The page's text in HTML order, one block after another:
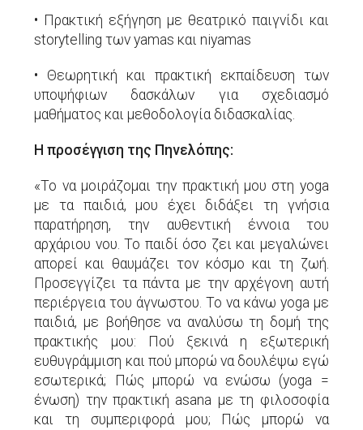
• Πρακτική εξήγηση με θεατρικό παιγνίδι και
storytelling των yamas και niyamas
•
Θεωρητική και πρακτική εκπαίδευση των
υποψήφιων δασκάλων για σχεδιασμό
μαθήματος και μεθοδολογία διδασκαλίας.
Η προσέγγιση της Πηνελόπης:
«Το να μοιράζομαι την πρακτική μου στη yoga
με τα παιδιά, μου έχει διδάξει τη γνήσια
παρατήρηση, την αυθεντική έννοια του
αρχάριου νου. Το παιδί όσο ζει και μεγαλώνει
απορεί και θαυμάζει τον κόσμο και τη ζωή.
Προσεγγίζει τα πάντα με την αρχέγονη αυτή
περιέργεια του άγνωστου. Το να κάνω yoga με
παιδιά, με βοήθησε να αναλύσω τη δομή της
πρακτικής μου: Πού ξεκινά η εξωτερική
ευθυγράμμιση και πού μπορώ να δουλέψω εγώ
εσωτερικά; Πώς μπορώ να ενώσω (yoga =
ένωση) την πρακτική asana με τη φιλοσοφία
και τη συμπεριφορά μου; Πώς μπορώ να